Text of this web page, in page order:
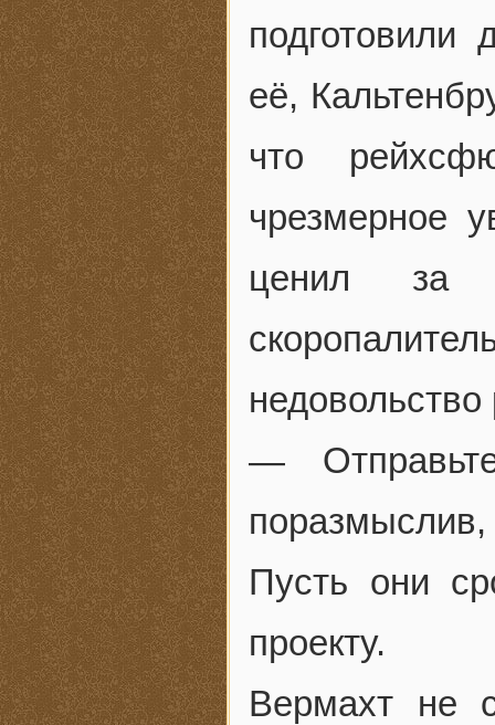
подготовили
её,
что
чрезмерное
ценил за
—
Пусть они
проекту.
Вермахт не